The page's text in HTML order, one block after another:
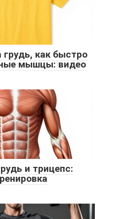
как быстро
мышцы: видео
и трицепс: